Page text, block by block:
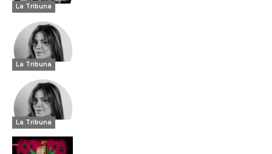
La Tribuna
La Tribuna
La Tribuna